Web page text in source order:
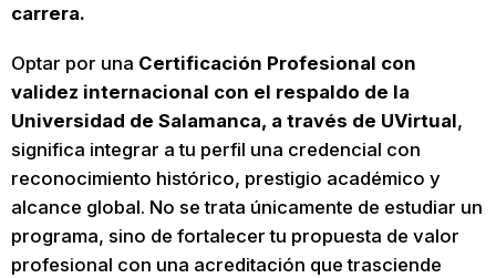
carrera.
Optar por una Certificación Profesional con
validez internacional con el respaldo de la
Universidad de Salamanca, a través de UVirtual,
significa integrar a tu perfil una credencial con
reconocimiento histórico, prestigio académico y
alcance global. No se trata únicamente de estudiar un
programa, sino de fortalecer tu propuesta de valor
profesional con una acreditación que trasciende